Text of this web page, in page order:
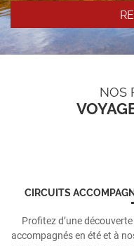
NOS
CIRCUITS
Profitez d’une
accompagnés en été et à